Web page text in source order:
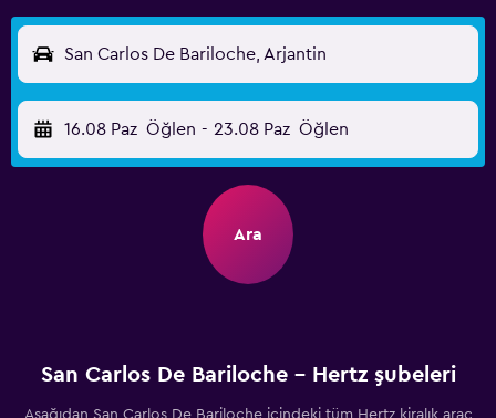
San Carlos De Bariloche, Arjantin
16.08 Paz Öğlen - 23.08 Paz Öğlen
Ara
San Carlos De Bariloche - Hertz şubeleri
Aşağıdan San Carlos De Bariloche içindeki tüm Hertz kiralık araç